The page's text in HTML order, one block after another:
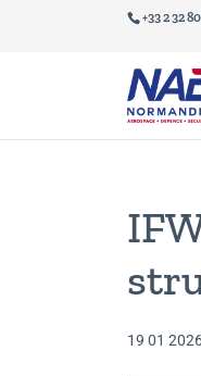
+33 2 32
19 01